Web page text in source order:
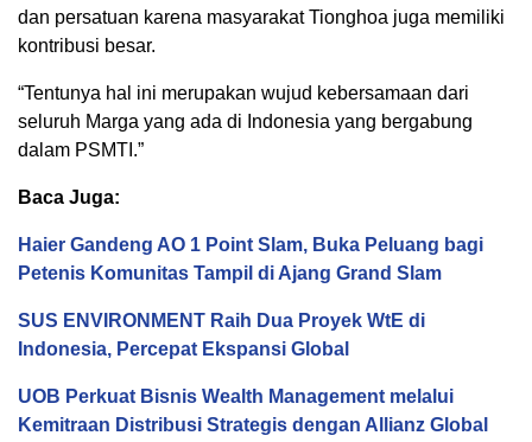
dan persatuan karena masyarakat Tionghoa juga memiliki
kontribusi besar.
“Tentunya hal ini merupakan wujud kebersamaan dari
seluruh Marga yang ada di Indonesia yang bergabung
dalam PSMTI.”
Baca Juga:
Haier Gandeng AO 1 Point Slam, Buka Peluang bagi
Petenis Komunitas Tampil di Ajang Grand Slam
SUS ENVIRONMENT Raih Dua Proyek WtE di
Indonesia, Percepat Ekspansi Global
UOB Perkuat Bisnis Wealth Management melalui
Kemitraan Distribusi Strategis dengan Allianz Global